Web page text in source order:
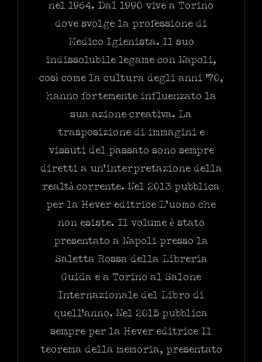
nel 1964. Dal 1990 vive a Torino
dove svolge la professione di
Medico Igienista. Il suo
indissolubile legame con Napoli,
così come la cultura degli anni ’70,
hanno fortemente influenzato la
sua azione creativa. La
trasposizione di immagini e
vissuti del passato sono sempre
diretti a un’interpretazione della
realtà corrente. Nel 2013 pubblica
per la Hever editrice L’uomo che
non esiste. Il volume è stato
presentato a Napoli presso la
Saletta Rossa della Libreria
Guida e a Torino al Salone
Internazionale del Libro di
quell’anno. Nel 2015 pubblica
sempre per la Hever editrice Il
teorema della memoria, presentato